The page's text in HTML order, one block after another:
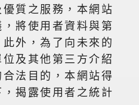
質之服務，本網站
將使用者資料與第
外，為了向未來的
及其他第三方介紹
法目的，本網站得
揭露使用者之統計